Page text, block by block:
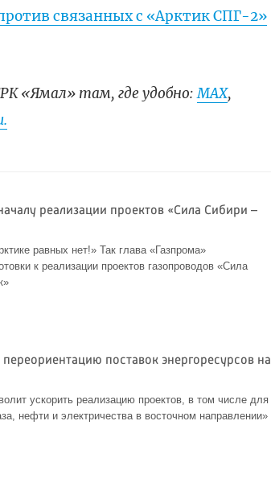
связанных с «Арктик СПГ-2»
«Ямал» там, где удобно:МАХ,
реализации проектов «Сила Сибири –
равных нет!» Так глава «Газпрома»
к реализации проектов газопроводов «Сила
переориентацию поставок энергоресурсов на
ускорить реализацию проектов, в том числе для
нефти и электричества в восточном направлении»